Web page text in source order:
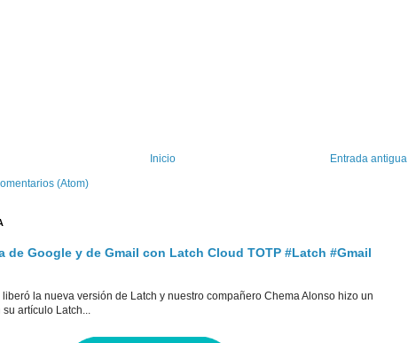
Entrada antigua
Inicio
(Atom)
de Google y de Gmail con Latch Cloud TOTP #Latch #Gmail
la nueva versión de Latch y nuestro compañero Chema Alonso hizo un
artículo Latch...